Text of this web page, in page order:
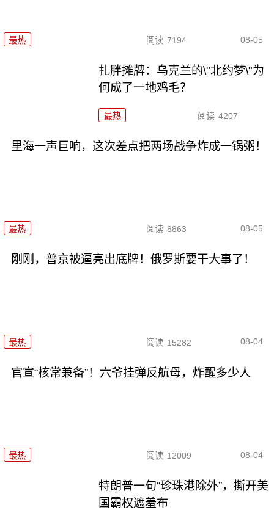
最热 阅读 7194 08-05
扎胖摊牌：乌克兰的\"北约梦\"为
何成了一地鸡毛？
最热 阅读 4207
里海一声巨响，这次差点把两场战争炸成一锅粥！
最热 阅读 8863 08-05
刚刚，普京被逼亮出底牌！俄罗斯要干大事了！
最热 阅读 15282 08-04
官宣“核常兼备”！六爷挂弹反航母，炸醒多少人
最热 阅读 12009 08-04
特朗普一句“珍珠港除外”，撕开美
国霸权遮羞布